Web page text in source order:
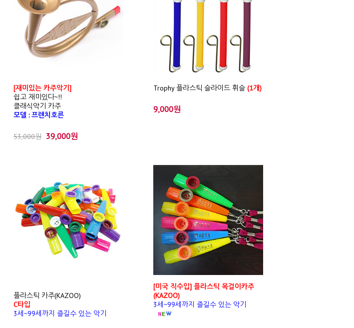
[재미있는 카주악기]
쉽고 재미있다~!!
클래식악기 카주
모델 : 프렌치호른
53,000원 39,000원
Trophy 플라스틱 슬라이드 휘슬 (1개)
9,000원
플라스틱 카주(KAZOO)
C타입
3세~99세까지 즐길수 있는 악기
[미국 직수입] 플라스틱 목걸이카주
(KAZOO)
3세~99세까지 즐길수 있는 악기